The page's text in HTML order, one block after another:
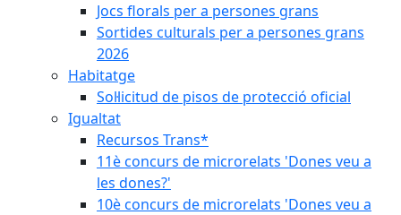
Jocs florals per a persones grans
Sortides culturals per a persones grans
2026
Habitatge
Sol·licitud de pisos de protecció oficial
Igualtat
Recursos Trans*
11è concurs de microrelats 'Dones veu a
les dones?'
10è concurs de microrelats 'Dones veu a